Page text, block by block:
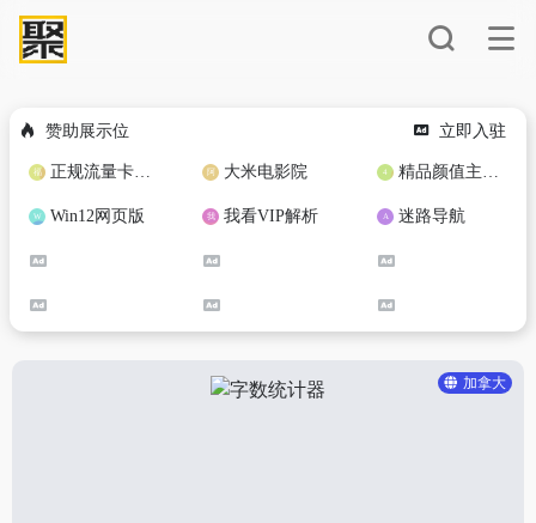
赞助展示位 立即入驻
正规流量卡免费加盟合作 大米电影院 精品颜值主播定制
Win12网页版 我看VIP解析 迷路导航
加拿大